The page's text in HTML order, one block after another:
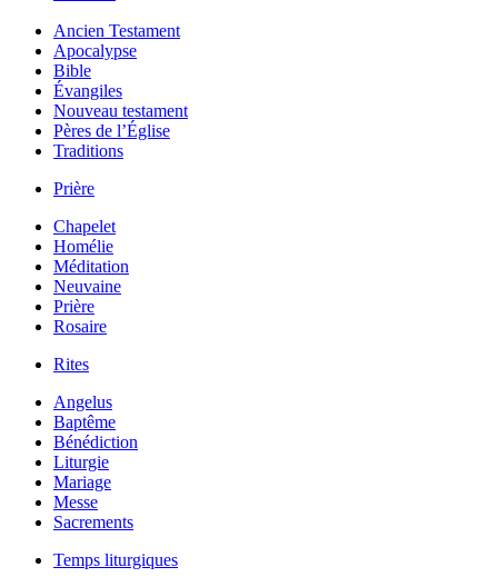
Ancien Testament
Apocalypse
Bible
Évangiles
Nouveau testament
Pères de l’Église
Traditions
Prière
Chapelet
Homélie
Méditation
Neuvaine
Prière
Rosaire
Rites
Angelus
Baptême
Bénédiction
Liturgie
Mariage
Messe
Sacrements
Temps liturgiques